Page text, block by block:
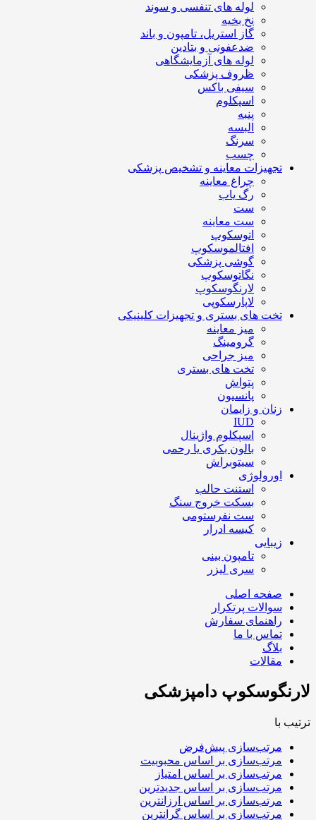
لوله های تنفسی و سوند
نخ بخیه
گاز استریل، تامپون و باند
ضدعفونی و بتادین
لوله های آزمایشگاهی
ظروف پزشکی
سیفی باکس
اسپکلوم
پنبه
البسه
سرنگ
چسب
تجهیزات معاینه و تشخیص پزشکی
چراغ معاینه
رگ یاب
ست
ست معاینه
اتوسکوپ
افتالموسکوپ
گوشی پزشکی
نگاتوسکوپ
لارنگوسکوپ
لاپارسکوپی
تخت های بستری و تجهیزات کلینیکی
میز معاینه
گرومینگ
میز جراحی
تخت های بستری
پتواش
پانسیون
زنان و زایمان
IUD
اسپکلوم واژینال
بالون بکری یا رحمی
سیتوبراش
اورولوژی
استنت حالب
بسکت خروج سنگ
ست نفرستومی
کیسه ادرار
زیبایی
تامپون بینی
سری لیزر
صفحه اصلی
سوالات پرتکرار
راهنمای سفارش
تماس با ما
بلاگ
مقالات
لارنگوسکوپ دامپزشکی
ترتیب با
مرتب‌سازی پیش‌فرض
مرتب‌سازی بر اساس محبوبیت
مرتب‌سازی بر اساس امتیاز
مرتب‌سازی بر اساس جدیدترین
مرتب‌سازی بر اساس ارزانترین
مرتب‌سازی بر اساس گرانترین